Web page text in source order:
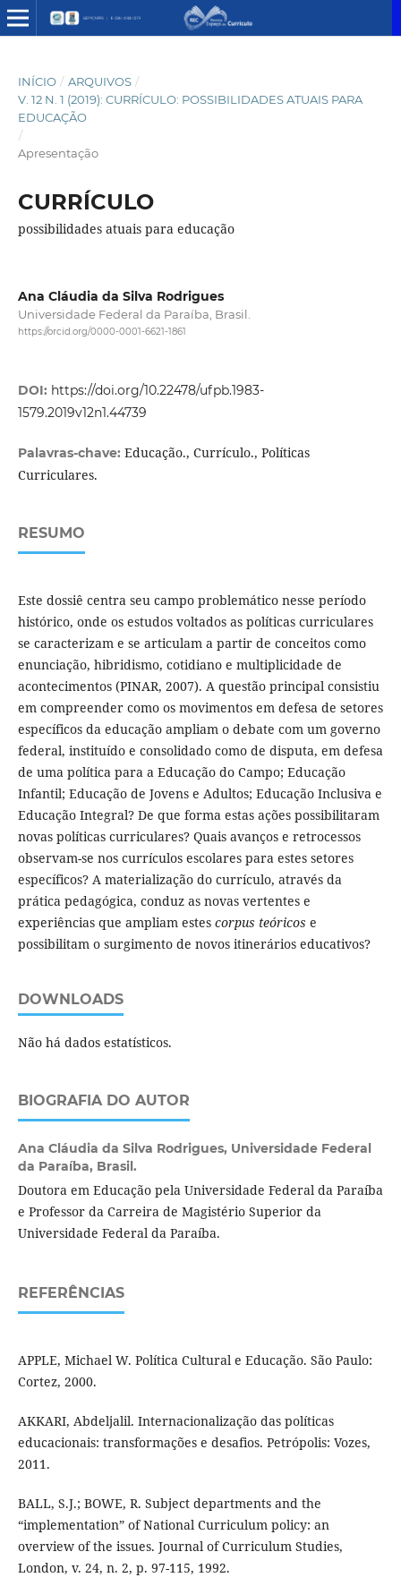
INÍCIO / ARQUIVOS /
V. 12 N. 1 (2019): CURRÍCULO: POSSIBILIDADES ATUAIS PARA
EDUCAÇÃO
/
Apresentação
CURRÍCULO
possibilidades atuais para educação
Ana Cláudia da Silva Rodrigues
Universidade Federal da Paraíba, Brasil.
https://orcid.org/0000-0001-6621-1861
DOI: https://doi.org/10.22478/ufpb.1983-
1579.2019v12n1.44739
Palavras-chave: Educação., Currículo., Políticas
Curriculares.
RESUMO
Este dossiê centra seu campo problemático nesse período
histórico, onde os estudos voltados as políticas curriculares
se caracterizam e se articulam a partir de conceitos como
enunciação, hibridismo, cotidiano e multiplicidade de
acontecimentos (PINAR, 2007). A questão principal consistiu
em compreender como os movimentos em defesa de setores
específicos da educação ampliam o debate com um governo
federal, instituído e consolidado como de disputa, em defesa
de uma política para a Educação do Campo; Educação
Infantil; Educação de Jovens e Adultos; Educação Inclusiva e
Educação Integral? De que forma estas ações possibilitaram
novas políticas curriculares? Quais avanços e retrocessos
observam-se nos currículos escolares para estes setores
específicos? A materialização do currículo, através da
prática pedagógica, conduz as novas vertentes e
experiências que ampliam estes corpus teóricos e
possibilitam o surgimento de novos itinerários educativos?
DOWNLOADS
Não há dados estatísticos.
BIOGRAFIA DO AUTOR
Ana Cláudia da Silva Rodrigues, Universidade Federal
da Paraíba, Brasil.
Doutora em Educação pela Universidade Federal da Paraíba
e Professor da Carreira de Magistério Superior da
Universidade Federal da Paraíba.
REFERÊNCIAS
APPLE, Michael W. Política Cultural e Educação. São Paulo:
Cortez, 2000.
AKKARI, Abdeljalil. Internacionalização das políticas
educacionais: transformações e desafios. Petrópolis: Vozes,
2011.
BALL, S.J.; BOWE, R. Subject departments and the
“implementation” of National Curriculum policy: an
overview of the issues. Journal of Curriculum Studies,
London, v. 24, n. 2, p. 97-115, 1992.